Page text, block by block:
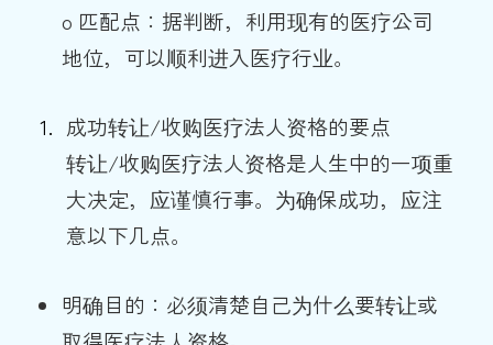
o 匹配点：据判断，利用现有的医疗公司
地位，可以顺利进入医疗行业。
成功转让/收购医疗法人资格的要点
转让/收购医疗法人资格是人生中的一项重
大决定，应谨慎行事。为确保成功，应注
意以下几点。
明确目的：必须清楚自己为什么要转让或